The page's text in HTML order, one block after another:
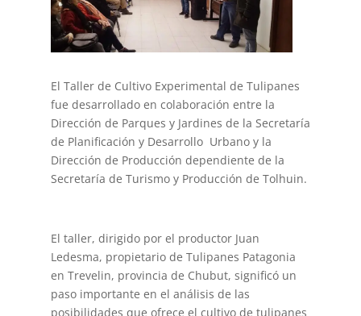
El Taller de Cultivo Experimental de Tulipanes
fue desarrollado en colaboración entre la
Dirección de Parques y Jardines de la Secretaría
de Planificación y Desarrollo Urbano y la
Dirección de Producción dependiente de la
Secretaría de Turismo y Producción de Tolhuin.
El taller, dirigido por el productor Juan
Ledesma, propietario de Tulipanes Patagonia
en Trevelin, provincia de Chubut, significó un
paso importante en el análisis de las
posibilidades que ofrece el cultivo de tulipanes